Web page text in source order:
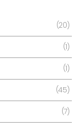
20
1
1
45
7